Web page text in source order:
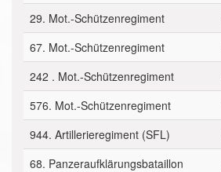
29. Mot.-Schützenregiment
67. Mot.-Schützenregiment
242 . Mot.-Schützenregiment
576. Mot.-Schützenregiment
944. Artillerieregiment (SFL)
68. Panzeraufklärungsbataillon